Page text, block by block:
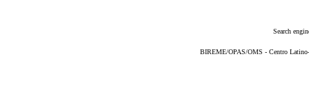
Search
BIREME/OPAS/OMS - Centro Latino-